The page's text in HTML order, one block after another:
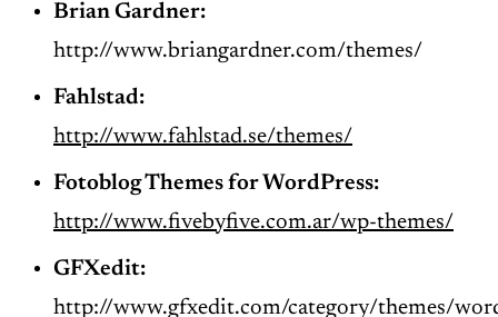
Brian Gardner:
http://www.briangardner.com/themes/
Fahlstad:
http://www.fahlstad.se/themes/
Fotoblog Themes for WordPress:
http://www.fivebyfive.com.ar/wp-themes/
GFXedit:
http://www.gfxedit.com/category/themes/